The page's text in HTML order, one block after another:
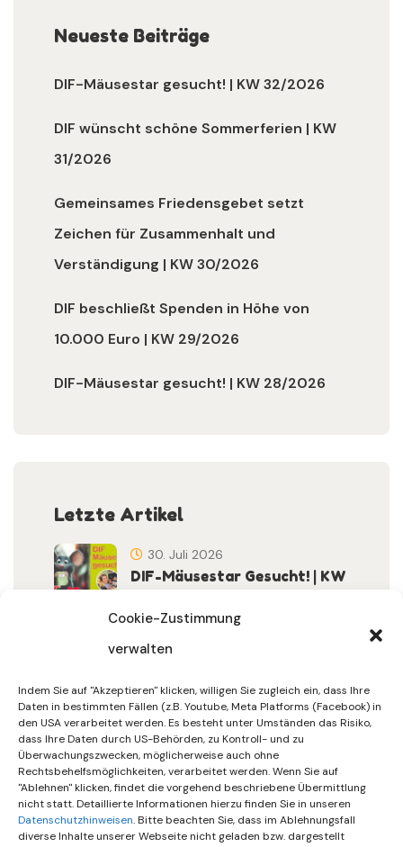
Cookie-Zustimmung
verwalten
Indem Sie auf "Akzeptieren" klicken, willigen Sie zugleich ein, dass Ihre
Daten in bestimmten Fällen (z.B. Youtube, Meta Platforms (Facebook) in
den USA verarbeitet werden. Es besteht unter Umständen das Risiko,
dass Ihre Daten durch US-Behörden, zu Kontroll- und zu
Überwachungszwecken, möglicherweise auch ohne
Rechtsbehelfsmöglichkeiten, verarbeitet werden. Wenn Sie auf
"Ablehnen" klicken, findet die vorgehend beschriebene Übermittlung
nicht statt. Detaillierte Informationen hierzu finden Sie in unseren
Datenschutzhinweisen. Bitte beachten Sie, dass im Ablehnungsfall
diverse Inhalte unserer Webseite nicht geladen bzw. dargestellt
Neueste Beiträge
DIF-Mäusestar gesucht! | KW 32/2026
DIF wünscht schöne Sommerferien | KW
31/2026
Gemeinsames Friedensgebet setzt
Zeichen für Zusammenhalt und
Verständigung | KW 30/2026
DIF beschließt Spenden in Höhe von
10.000 Euro | KW 29/2026
DIF-Mäusestar gesucht! | KW 28/2026
Letzte Artikel
DIF-Mäusestar Gesucht! | KW
30. Juli 2026
Sommerferien | KW 31/…
30. Juli 2026
Gemeinsames Friedensgebet
Setzt Zeichen …
15. Juli 2026